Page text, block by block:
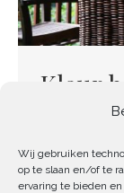
Wij gebruiken
op te slaan en/of te
ervaring te bieden
Kleur
Ik voel de
het is om